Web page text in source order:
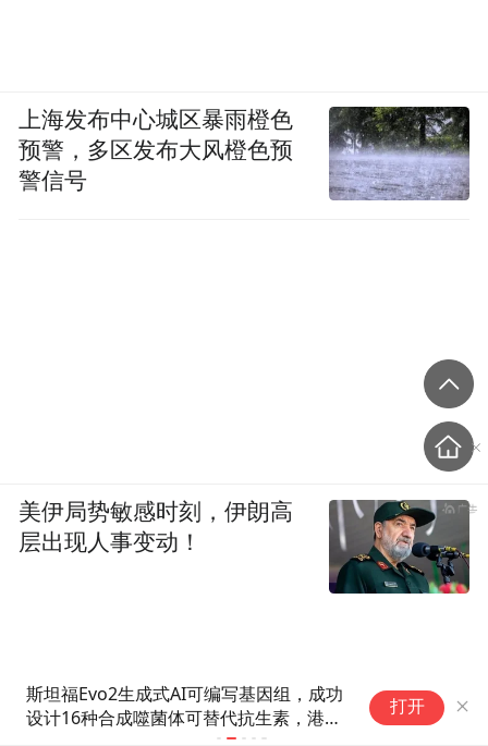
斯坦福Evo2生成式AI可编写基因组，成功
设计16种合成噬菌体可替代抗生素，港股
通生物科技（159102）大涨超4%
报道称58同
打开
上海发布中心城区暴雨橙色
预警，多区发布大风橙色预
警信号
美伊局势敏感时刻，伊朗高
层出现人事变动！